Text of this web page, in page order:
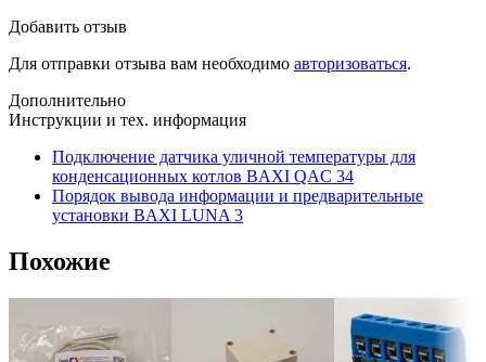
Добавить отзыв
Для отправки отзыва вам необходимо авторизоваться.
Дополнительно
Инструкции и тех. информация
Подключение датчика уличной температуры для
конденсационных котлов BAXI QAC 34
Порядок вывода информации и предварительные
установки BAXI LUNA 3
Похожие